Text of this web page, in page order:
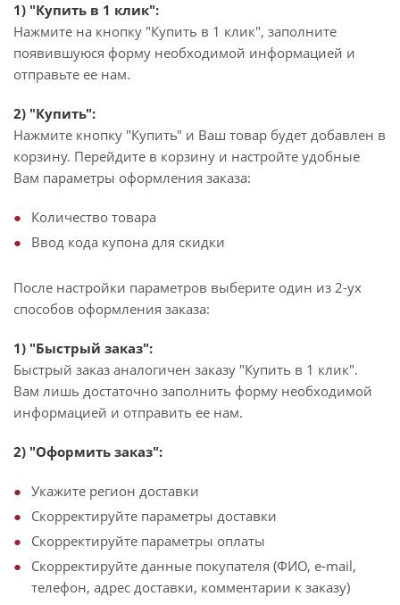
1) "Купить в 1 клик":
Нажмите на кнопку "Купить в 1 клик", заполните
появившуюся форму необходимой информацией и
отправьте ее нам.
2) "Купить":
Нажмите кнопку "Купить" и Ваш товар будет добавлен в
корзину. Перейдите в корзину и настройте удобные
Вам параметры оформления заказа:
Количество товара
Ввод кода купона для скидки
После настройки параметров выберите один из 2-ух
способов оформления заказа:
1) "Быстрый заказ":
Быстрый заказ аналогичен заказу "Купить в 1 клик".
Вам лишь достаточно заполнить форму необходимой
информацией и отправить ее нам.
2) "Оформить заказ":
Укажите регион доставки
Скорректируйте параметры доставки
Скорректируйте параметры оплаты
Скорректируйте данные покупателя (ФИО, e-mail,
телефон, адрес доставки, комментарии к заказу)